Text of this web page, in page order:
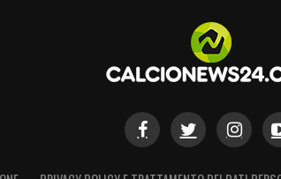
un percorso e oggi l’ho fatto